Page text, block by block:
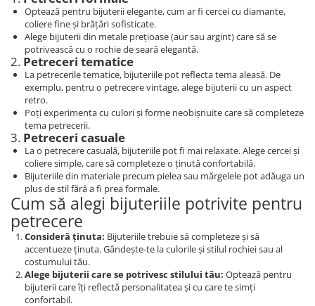
Optează pentru bijuterii elegante, cum ar fi cercei cu diamante,
coliere fine și brățări sofisticate.
Alege bijuterii din metale prețioase (aur sau argint) care să se
potrivească cu o rochie de seară elegantă.
2. Petreceri tematice
La petrecerile tematice, bijuteriile pot reflecta tema aleasă. De
exemplu, pentru o petrecere vintage, alege bijuterii cu un aspect
retro.
Poți experimenta cu culori și forme neobișnuite care să completeze
tema petrecerii.
3. Petreceri casuale
La o petrecere casuală, bijuteriile pot fi mai relaxate. Alege cercei și
coliere simple, care să completeze o ținută confortabilă.
Bijuteriile din materiale precum pielea sau mărgelele pot adăuga un
plus de stil fără a fi prea formale.
Cum să alegi bijuteriile potrivite pentru
petrecere
Consideră ținuta: Bijuteriile trebuie să completeze și să
accentueze ținuta. Gândește-te la culorile și stilul rochiei sau al
costumului tău.
Alege bijuterii care se potrivesc stilului tău: Optează pentru
bijuterii care îți reflectă personalitatea și cu care te simți
confortabil.